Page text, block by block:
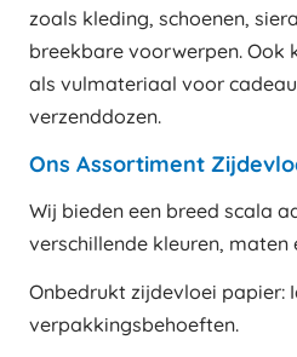
zoals kleding, schoenen,
breekbare voorwerpen. Ook
als vulmateriaal voor
verzenddozen.
Ons Assortiment
Wij bieden een breed scala
verschillende kleuren, maten
Onbedrukt zijdevloei papier:
verpakkingsbehoeften.